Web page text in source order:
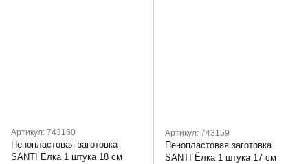
Артикул: 743160
Пенопластовая заготовка
SANTI Ёлка 1 штука 18 см
Артикул: 743159
Пенопластовая заготовка
SANTI Ёлка 1 штука 17 см